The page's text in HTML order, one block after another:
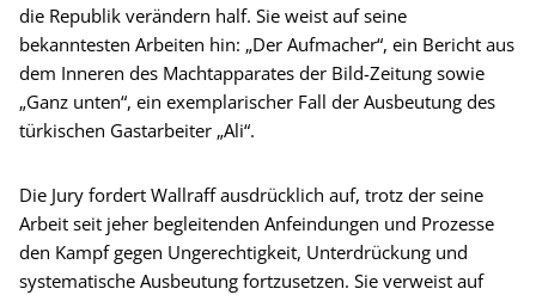
die Republik verändern half. Sie weist auf seine
bekanntesten Arbeiten hin: „Der Aufmacher“, ein Bericht aus
dem Inneren des Machtapparates der Bild-Zeitung sowie
„Ganz unten“, ein exemplarischer Fall der Ausbeutung des
türkischen Gastarbeiter „Ali“.
Die Jury fordert Wallraff ausdrücklich auf, trotz der seine
Arbeit seit jeher begleitenden Anfeindungen und Prozesse
den Kampf gegen Ungerechtigkeit, Unterdrückung und
systematische Ausbeutung fortzusetzen. Sie verweist auf